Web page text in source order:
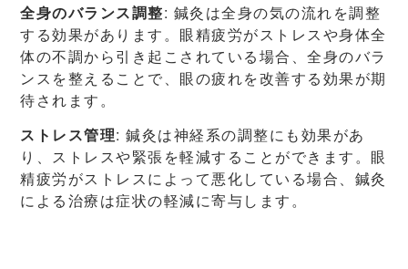
全身のバランス調整: 鍼灸は全身の気の流れを調整
する効果があります。眼精疲労がストレスや身体全
体の不調から引き起こされている場合、全身のバラ
ンスを整えることで、眼の疲れを改善する効果が期
待されます。
ストレス管理: 鍼灸は神経系の調整にも効果があ
り、ストレスや緊張を軽減することができます。眼
精疲労がストレスによって悪化している場合、鍼灸
による治療は症状の軽減に寄与します。